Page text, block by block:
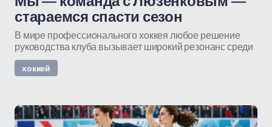
стараемся спасти сезон
В мире профессионального хоккея любое решение
руководства клуба вызывает широкий резонанс среди
хоккей